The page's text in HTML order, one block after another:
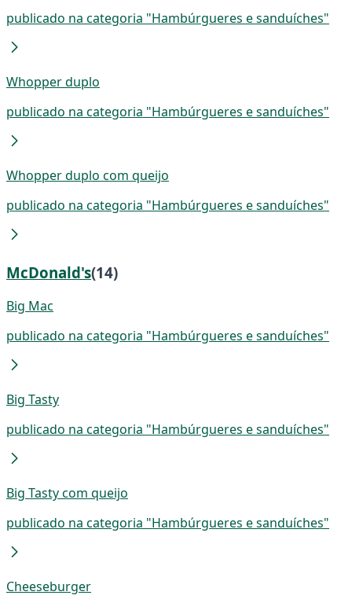
publicado na categoria "Hambúrgueres e sanduíches"
Whopper duplo
publicado na categoria "Hambúrgueres e sanduíches"
Whopper duplo com queijo
publicado na categoria "Hambúrgueres e sanduíches"
McDonald's(14)
Big Mac
publicado na categoria "Hambúrgueres e sanduíches"
Big Tasty
publicado na categoria "Hambúrgueres e sanduíches"
Big Tasty com queijo
publicado na categoria "Hambúrgueres e sanduíches"
Cheeseburger